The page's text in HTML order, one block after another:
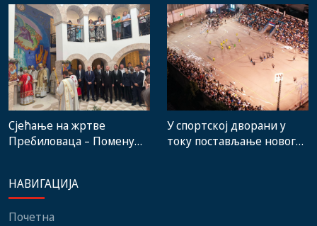
стручњака и човјека који
је Требиње носио у срцу
градске пијаце
Сјећање на жртве
Пребиловаца – Помену
институција, локалних
заједница и грађани
У спортској дворани у
току постављање новог
НАВИГАЦИЈА
Почетна